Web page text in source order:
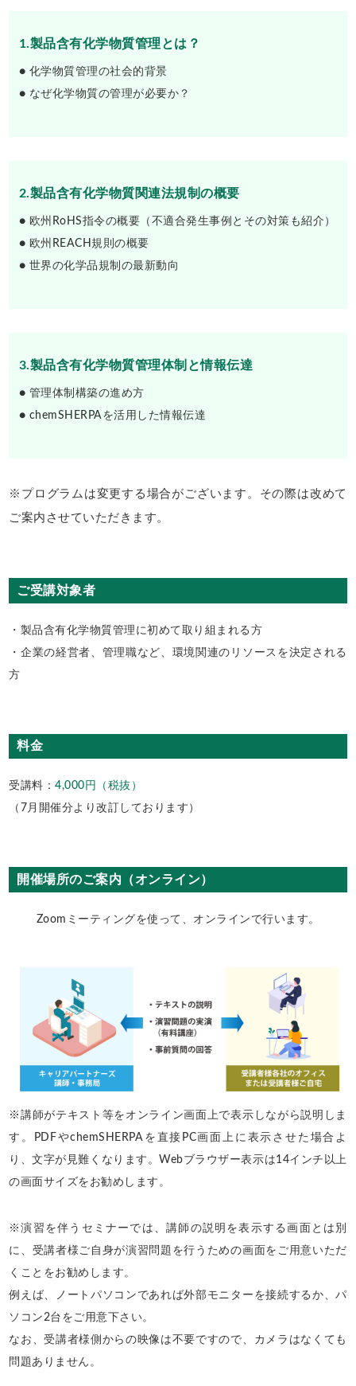
1.製品含有化学物質管理とは？
● 化学物質管理の社会的背景
● なぜ化学物質の管理が必要か？
2.製品含有化学物質関連法規制の概要
● 欧州RoHS指令の概要（不適合発生事例とその対策も紹介）
● 欧州REACH規則の概要
● 世界の化学品規制の最新動向
3.製品含有化学物質管理体制と情報伝達
● 管理体制構築の進め方
● chemSHERPAを活用した情報伝達
※プログラムは変更する場合がございます。その際は改めて
ご案内させていただきます。
ご受講対象者
・製品含有化学物質管理に初めて取り組まれる方
・企業の経営者、管理職など、環境関連のリソースを決定される
方
料金
受講料：4,000円（税抜）
（7月開催分より改訂しております）
開催場所のご案内（オンライン）
Zoomミーティングを使って、オンラインで行います。
※講師がテキスト等をオンライン画面上で表示しながら説明しま
す。PDFやchemSHERPAを直接PC画面上に表示させた場合よ
り、文字が見難くなります。Webブラウザー表示は14インチ以上
の画面サイズをお勧めします。
※演習を伴うセミナーでは、講師の説明を表示する画面とは別
に、受講者様ご自身が演習問題を行うための画面をご用意いただ
くことをお勧めします。
例えば、ノートパソコンであれば外部モニターを接続するか、パ
ソコン2台をご用意下さい。
なお、受講者様側からの映像は不要ですので、カメラはなくても
問題ありません。